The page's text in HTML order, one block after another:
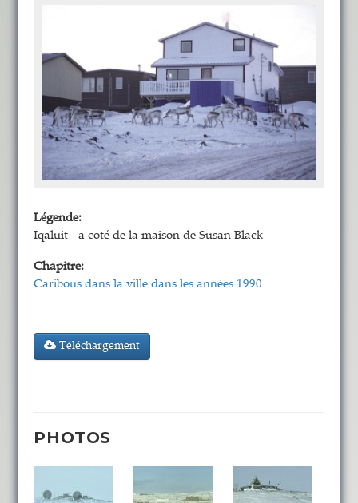
Légende:
Iqaluit - a coté de la maison de Susan Black
Chapitre:
Caribous dans la ville dans les années 1990
Téléchargement
PHOTOS